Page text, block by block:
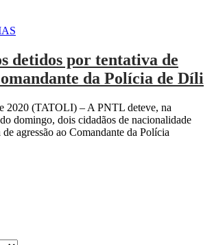
detidos por tentativa de
da Polícia de Díli
2020 (TATOLI) – A PNTL deteve, na
domingo, dois cidadãos de nacionalidade
agressão ao Comandante da Polícia